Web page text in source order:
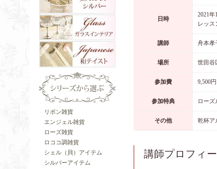
リボン雑貨
エンジェル雑貨
ローズ雑貨
ロココ調雑貨
シェル（貝）アイテム
シルバーアイテム
日時
2021年
レッス
講師 舟本孝
場所 世田谷
参加費 9,500円
参加特典 ローズ
その他 乾杯ア
講師プロフィ